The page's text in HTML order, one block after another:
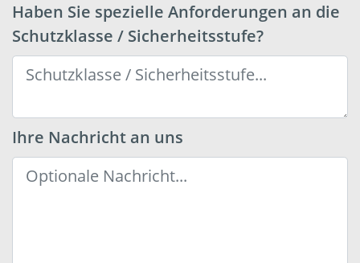
Haben Sie spezielle Anforderungen an die
Schutzklasse / Sicherheitsstufe?
Ihre Nachricht an uns